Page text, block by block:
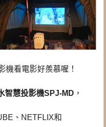
機看電影好羨慕喔！
智慧投影機SPJ-MD ，
、NETFLIX和